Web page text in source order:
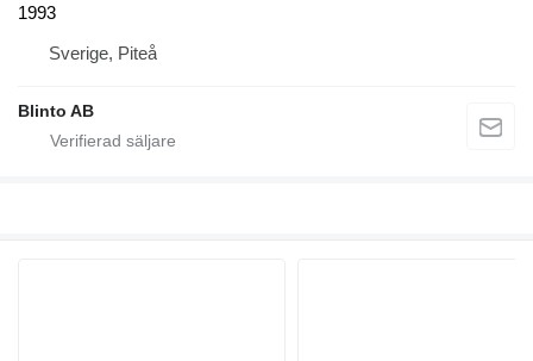
1993
Sverige, Piteå
Blinto AB